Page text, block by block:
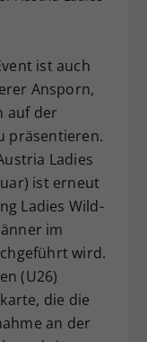
ist auch
Ansporn,
auf der
präsentieren.
Ladies
ist erneut
Ladies Wild-
im
wird.
(U26)
die die
an der
für die
Ihrer
falls der
eingestellt